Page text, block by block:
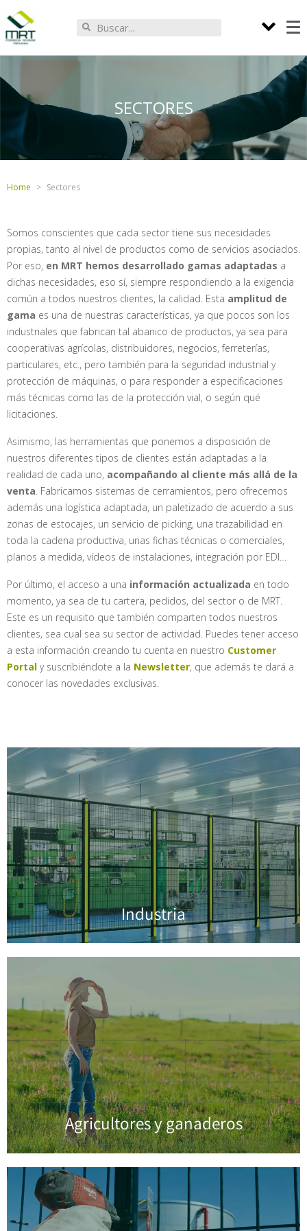
SECTORES
Home Sectores
Somos conscientes que cada sector tiene sus necesidades
propias, tanto al nivel de productos como de servicios asociados.
Por eso, en MRT hemos desarrollado gamas adaptadas a
dichas necesidades, eso sí, siempre respondiendo a la exigencia
común a todos nuestros clientes, la calidad. Esta amplitud de
gama es una de nuestras características, ya que pocos son los
industriales que fabrican tal abanico de productos, ya sea para
cooperativas agrícolas, distribuidores, negocios, ferreterías,
particulares, etc., pero también para la seguridad industrial y
protección de máquinas, o para responder a especificaciones
más técnicas como las de la protección vial, o según qué
licitaciones.
Asimismo, las herramientas que ponemos a disposición de
nuestros diferentes tipos de clientes están adaptadas a la
realidad de cada uno, acompañando al cliente más allá de la
venta. Fabricamos sistemas de cerramientos, pero ofrecemos
además una logística adaptada, un paletizado de acuerdo a sus
zonas de estocajes, un servicio de picking, una trazabilidad en
toda la cadena productiva, unas fichas técnicas o comerciales,
planos a medida, vídeos de instalaciones, integración por EDI…
Por último, el acceso a una información actualizada en todo
momento, ya sea de tu cartera, pedidos, del sector o de MRT.
Este es un requisito que también comparten todos nuestros
clientes, sea cual sea su sector de actividad. Puedes tener acceso
a esta información creando tu cuenta en nuestro Customer
Portal y suscribiéndote a la Newsletter, que además te dará a
conocer las novedades exclusivas.
Industria
Agricultores y ganaderos